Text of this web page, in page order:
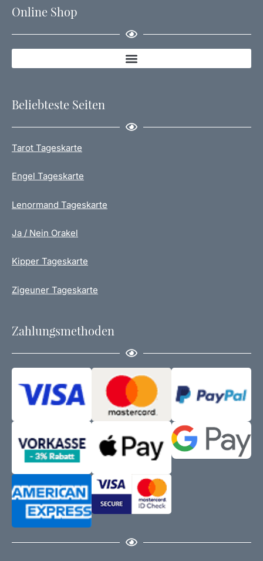
Online Shop
Beliebteste Seiten
Tarot Tageskarte
Engel Tageskarte
Lenormand Tageskarte
Ja / Nein Orakel
Kipper Tageskarte
Zigeuner Tageskarte
Zahlungsmethoden